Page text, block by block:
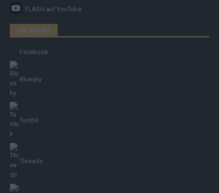
FLASH auf YouTube
FOLGE UNS
Facebook
Bluesky
Tumblr
Threads